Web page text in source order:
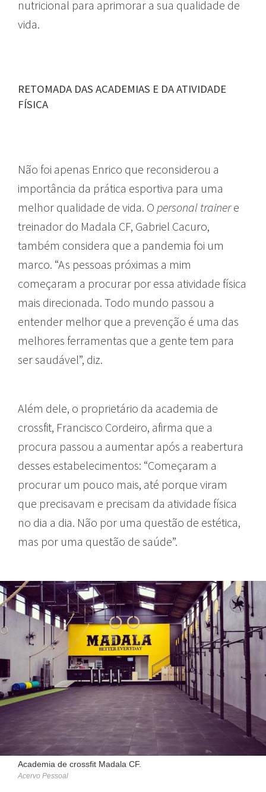
nutricional para aprimorar a sua qualidade de
vida.
RETOMADA DAS ACADEMIAS E DA ATIVIDADE
FÍSICA
Não foi apenas Enrico que reconsiderou a
importância da prática esportiva para uma
melhor qualidade de vida. O personal trainere
treinador do Madala CF, Gabriel Cacuro,
também considera que a pandemia foi um
marco. “As pessoas próximas a mim
começaram a procurar por essa atividade física
mais direcionada. Todo mundo passou a
entender melhor que a prevenção é uma das
melhores ferramentas que a gente tem para
ser saudável”, diz.
Além dele, o proprietário da academia de
crossfit, Francisco Cordeiro, afirma que a
procura passou a aumentar após a reabertura
desses estabelecimentos: “Começaram a
procurar um pouco mais, até porque viram
que precisavam e precisam da atividade física
no dia a dia. Não por uma questão de estética,
mas por uma questão de saúde”.
Academia de crossfit Madala CF.
Acervo Pessoal